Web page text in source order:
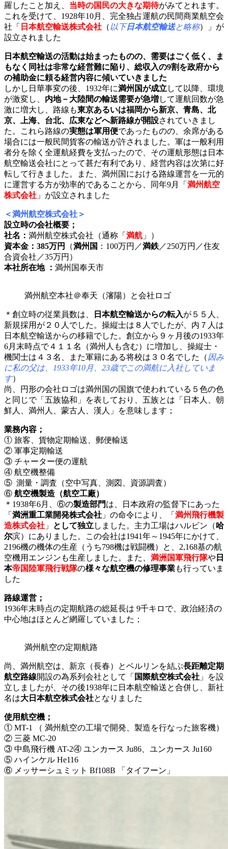
羅したこと加え、 当時の国民の大きな期待がみてとれます。
これを受けて、1928年10月、完全独占運航の民間商業航空会
社「 日本航空輸送株式会社 （ 以下日本航空輸送と略称）」 が
設立されました
日本航空輸送の活動は始まったものの、需要はごく低く、ま
もなく同社は非常な経営難に陥り、総収入の9割を政府から
の補助金に頼る経営内容に傾いていきました
しかし日華事変の後、1932年に満州国が成立 して以降、環境
が激変し、 内地－大陸間の輸送需要が急増して運航回数が急
激に増大し、路線も東京あるいは福岡から新京、青島、北
京、上海、台北、広東などへ新路線が開設されていきまし
た。これら路線の実態は軍用便であったものの、余席がある
場合には一般民間貨客の輸送が許されました。軍は一般利用
者分を除く全運航経費を支払ったので、その運航形態は日本
航空輸送会社にとって甚だ有利であり、経営内容は次第に好
転して行きました。また、満州国における路線運営を一元的
に運営する方が効率的であることから、同年9月「 満州航空
株式会社 」が設立されました
＜満州航空株式会社＞
設立時の会社概要；
社名： 満州航空株式会社（通称「 満航 」）
資本金：385万円
（満州国 ：100万円／満鉄／250万円／住友
合資会社／35万円）
本社所在地 ： 満州国奉天市
満州航空本社＠奉天（瀋陽）と会社ロゴ
＊創立時の従業員数は、 日本航空輸送からの転入が５５人、
新規採用が２０人でした。操縦士は８人でしたが、内７人は
日本航空輸送からの移籍でした。創立から９ヶ月後の1933年
6月末時点で４１１名（満州人も含む）に増加し、操縦士・
機関士は４３名、また軍籍にある将校は３０名でした（因み
に私の父は、1933年10月、23歳でこの満航に入社していま
す）
尚、円形の会社ロゴは満州国の国旗で使われている５色の色
と同じで「五族協和」を表しており、五族とは「日本人、朝
鮮人、満州人、蒙古人、漢人」を意味します；
業務内容；
① 旅客、貨物定期輸送、郵便輸送
② 軍事定期輸送
③ チャーター便の運航
④ 航空機整備
⑤ 測量・調査（空中写真、測図、資源調査）
⑥ 航空機製造（航空工廠）
＊1938年6月、⑥の製造部門は、日本政府の監督下にあった
「 満洲重工業開発株式会社 」の命令により、「 満州飛行機製
造株式会社 」 として独立 しました。主力工場はハルビン（哈
尔滨）にありました。この会社は1941年～1945年にかけて、
2196機の機体の生産（うち798機は戦闘機）と、2,168基の航
空機用エンジンも生産しました。また、 満洲国軍飛行隊や 日
本帝国陸軍飛行戦隊の様々な航空機の修理事業も行っていま
した
路線運営；
1936年末時点の定期航路の総延長は 9千キロで、政治経済の
中心地はほとんど網羅していました；
満州航空の定期航路
尚、満州航空は、新京（長春）とベルリンを結ぶ長距離定期
航空路線開設の為系列会社として「 国際航空株式会社 」を設
立しましたが、その後1938年に日本航空輸送と合併し、新社
名は大日本航空株式会社となりました
使用航空機；
① MT-1 （ 満州航空の工場で開発、製造を行なった旅客機）
② 三菱 MC-20
③ 中島飛行機 AT-2④ ユンカース Ju86、ユンカース Ju160
⑤ ハインケル He116
⑥ メッサーシュミット Bf108B 「タイフーン」